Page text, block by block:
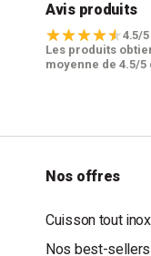
Avis produits
4.5/5
Les produits
moyenne de 4.5/5
Nos offres
Cuisson tout inox
Nos best-